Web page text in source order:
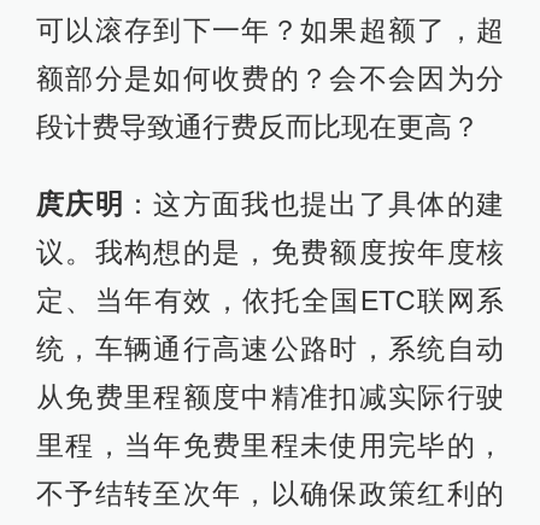
可以滚存到下一年？如果超额了，超
额部分是如何收费的？会不会因为分
段计费导致通行费反而比现在更高？
庹庆明 ：这方面我也提出了具体的建
议。我构想的是，免费额度按年度核
定、当年有效，依托全国ETC联网系
统，车辆通行高速公路时，系统自动
从免费里程额度中精准扣减实际行驶
里程，当年免费里程未使用完毕的，
不予结转至次年，以确保政策红利的